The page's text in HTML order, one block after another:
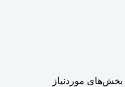
بخش‌های موردنیاز